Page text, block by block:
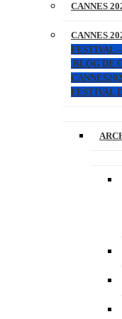
CANNES
CANNES
FESTIVAL
BLOG DE
FESTIVAL